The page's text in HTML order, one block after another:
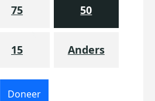
75 50
15 Anders
Doneer